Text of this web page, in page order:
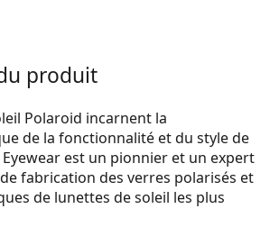
produit
Polaroid incarnent la
de la fonctionnalité et du style de
est un pionnier et un expert
fabrication des verres polarisés et
de lunettes de soleil les plus